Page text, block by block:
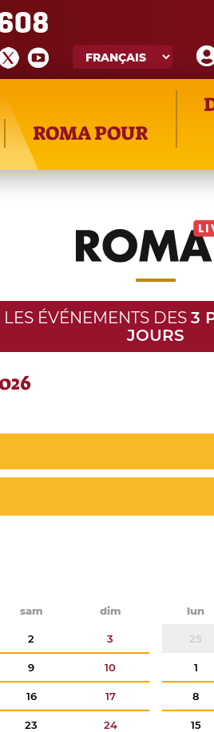
ROMA POUR
LES ÉVÉNEMENTS DES 3
JOURS
sam dim
2 3
9 10
16 17
23 24
lun
25
1
8
15